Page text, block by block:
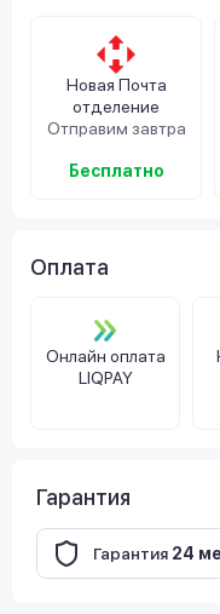
Новая Почта
отделение
Отправим завтра
Бесплатно
Оплата
Онлайн оплата
LIQPAY
Гарантия
Гарантия 24